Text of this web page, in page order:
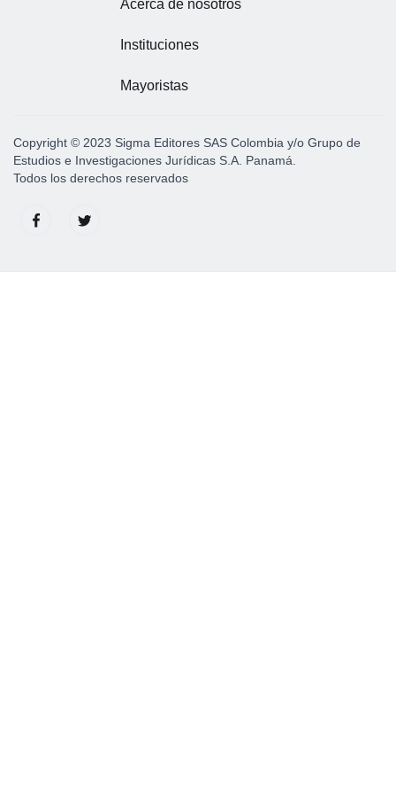
Acerca de nosotros
Instituciones
Mayoristas
Copyright © 2023 Sigma Editores SAS Colombia y/o Grupo de
Estudios e Investigaciones Jurídicas S.A. Panamá.
Todos los derechos reservados